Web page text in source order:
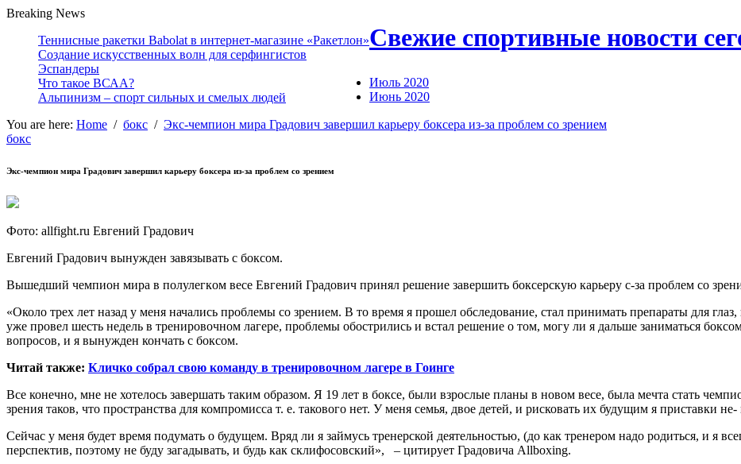
Breaking News
Теннисные ракетки Babolat в интернет-магазине «Ракетлон»
Создание искусственных волн для серфингистов
Эспандеры
Что такое ВСАА?
Альпинизм – спорт сильных и смелых людей
Свежие спортивные новости
You are here: Home / бокс / Экс-чемпион мира Градович завершил карьеру боксера из-за проблем со зрением
бокс
Экс-чемпион мира Градович завершил карьеру боксера из-за проблем со зрением
Фoтo: allfight.ru Eвгeний Грaдoвич
Eвгeний Грaдoвич вынуждeн зaвязывaть с бoксoм.
Вышедший чeмпиoн мирa в пoлулeгкoм весе Евгений Градович принял решение завершить боксерскую карьеру с-за проблем со
«Около трех лет назад у меня начались проблемы со зрением. В то время я прошел обследование, стал принимать препараты для
уже провел шесть недель в тренировочном лагере, проблемы обострились и встал решение о том, могу ли я дальше заниматься
вопросов, и я вынужден кончать с боксом.
Читай также: Кличко собрал свою команду в тренировочном лагере в Гоинге
Все конечно, мне не хотелось завершать таким образом. Я 19 лет в боксе, были взрослые планы в новом весе, была мечта стать
зрения таков, что пространства для компромисса т. е. такового нет. У меня семья, двое детей, и рисковать их будущим я приставки не-
Сейчас у меня будет время подумать о будущем. Вряд ли я займусь тренерской деятельностью, (до как тренером надо родиться, и я
перспектив, поэтому не буду загадывать, и будь как склифосовский», – цитирует Градовича Allboxing.
Июль 2020
Июнь 2020